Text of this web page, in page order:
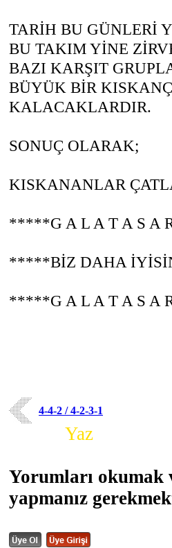
TARİH BU GÜNLERİ
BU TAKIM YİNE
BAZI KARŞIT
BÜYÜK BİR
KALACAKLARDIR.
SONUÇ OLARAK;
KISKANANLAR
*****G A L A T A S A
*****BİZ DAHA
*****G A L A T A S A
4-4-2 / 4-2-3-1
Yaz
Yorumları okumak
yapmanız